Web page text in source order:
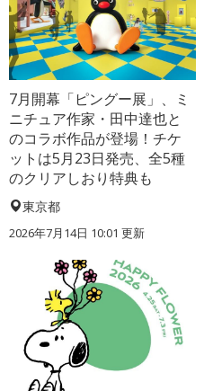
7月開幕「ピングー展」、ミ
ニチュア作家・田中達也と
のコラボ作品が登場！チケ
ットは5月23日発売、全5種
のクリアしおり特典も
東京都
2026年7月14日 10:01 更新